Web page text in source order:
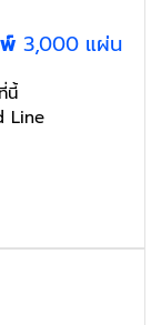
3,000 แผ่น
นี้
Line